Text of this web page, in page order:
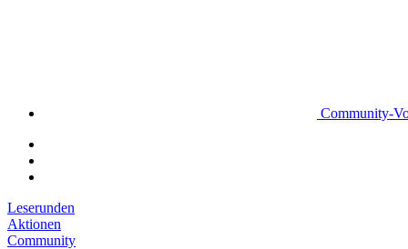
Community-
Leserunden
Aktionen
Community